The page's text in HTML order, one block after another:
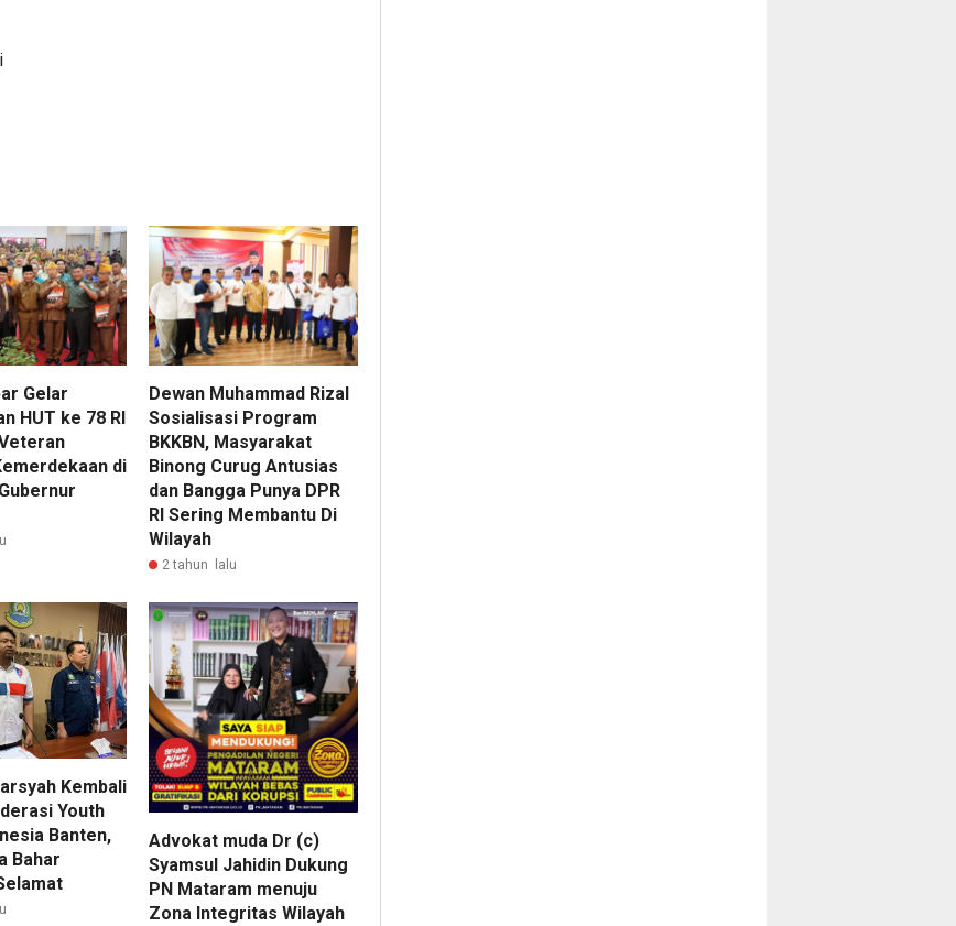
Gelar
HUT ke 78 RI
di
Dewan Muhammad Rizal
Sosialisasi Program
BKKBN, Masyarakat
Binong Curug Antusias
dan Bangga Punya DPR
RI Sering Membantu Di
Wilayah
2 tahun lalu
Kembali
Youth
Banten,
Bahar
Advokat muda Dr (c)
Syamsul Jahidin Dukung
PN Mataram menuju
Zona Integritas Wilayah